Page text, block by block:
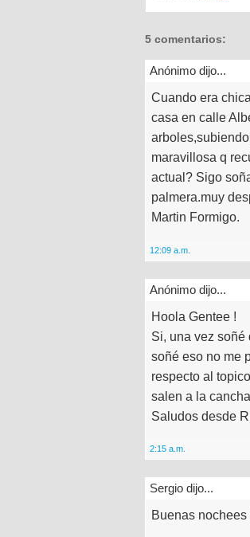
5 comentarios:
Anónimo dijo...
Cuando era
casa en calle
maravillosa q
actual? Sigo
palmera.muy
Martin Formigo.
12:09 a.m.
Anónimo dijo...
Hoola Gentee !
Si, una vez soñé
soñé eso no me
respecto al
salen a la
Saludos desde
2:15 a.m.
Sergio dijo...
Buenas